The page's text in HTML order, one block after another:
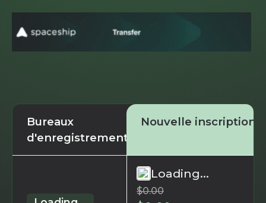
Bureaux
d'enregistrement
Nouvelle inscription
Loading...
$0.00